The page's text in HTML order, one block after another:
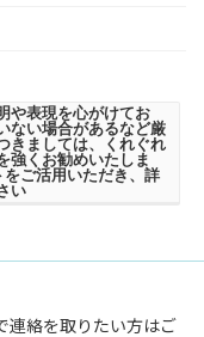
や表現を心がけてお
ない場合があるなど厳
きましては、くれぐれ
強くお勧めいたしま
ご活用いただき、詳
い
絡を取りたい方はご